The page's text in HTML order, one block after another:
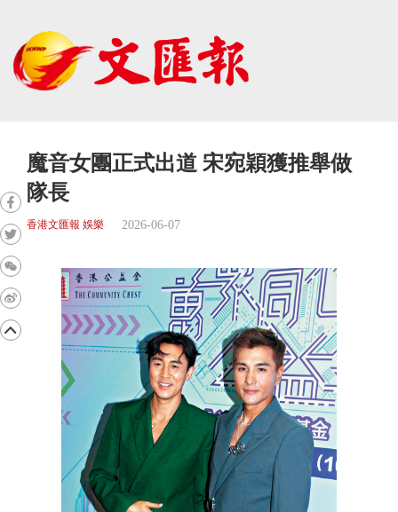
魔音女團正式出道 宋宛穎獲推舉做
隊長
香港文匯報 娛樂 2026-06-07